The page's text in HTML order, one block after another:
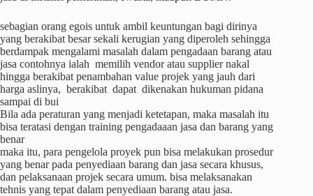
sebagian orang egois untuk ambil keuntungan bagi dirinya
yang berakibat besar sekali kerugian yang diperoleh sehingga
berdampak mengalami masalah dalam pengadaan barang atau
jasa contohnya ialah memilih vendor atau supplier nakal
hingga berakibat penambahan value projek yang jauh dari
harga aslinya, berakibat dapat dikenakan hukuman pidana
sampai di bui
Bila ada peraturan yang menjadi ketetapan, maka masalah itu
bisa teratasi dengan training pengadaaan jasa dan barang yang
benar
maka itu, para pengelola proyek pun bisa melakukan prosedur
yang benar pada penyediaan barang dan jasa secara khusus,
dan pelaksanaan projek secara umum. bisa melaksanakan
tehnis yang tepat dalam penyediaan barang atau jasa.